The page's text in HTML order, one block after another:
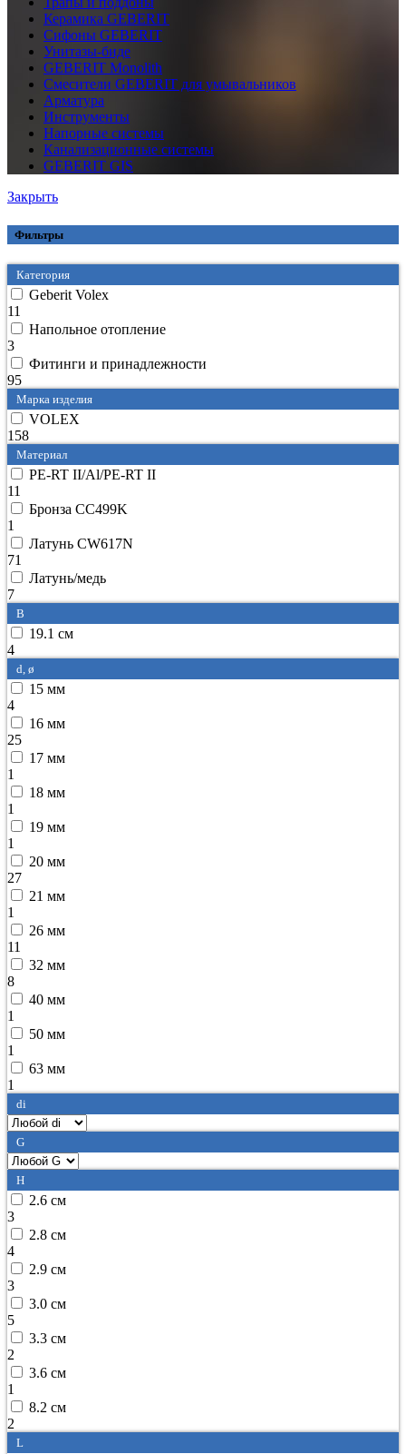
Керамика GEBERIT
Сифоны GEBERIT
Унитазы-биде
GEBERIT Monolith
Смесители GEBERIT для умывальников
Арматура
Инструменты
Напорные системы
Канализационные системы
GEBERIT GIS
Закрыть
Фильтры
Категория
Geberit Volex
11
Напольное отопление
3
Фитинги и принадлежности
95
Марка изделия
VOLEX
158
Материал
PE-RT II/Al/PE-RT II
11
Бронза CC499K
1
Латунь CW617N
71
Латунь/медь
7
B
19.1 см
4
d, ø
15 мм
4
16 мм
25
17 мм
1
18 мм
1
19 мм
1
20 мм
27
21 мм
1
26 мм
11
32 мм
8
40 мм
1
50 мм
1
63 мм
1
di
G
H
2.6 см
3
2.8 см
4
2.9 см
3
3.0 см
5
3.3 см
2
3.6 см
1
8.2 см
2
L